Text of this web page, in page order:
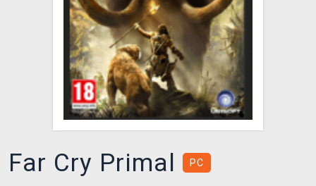
XZONE KLUB
TCG & BOARDGAME HUB
VÝKUP HER (BAZAR)
Far Cry Primal PC